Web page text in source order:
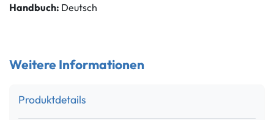
Handbuch: Deutsch
Weitere Informationen
Produktdetails